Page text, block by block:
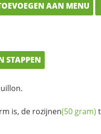
AAN MENU
STAPPEN
is, de rozijnen(50 gram)